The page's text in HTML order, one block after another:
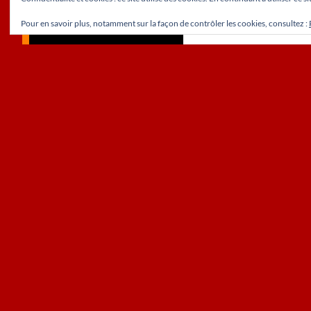
Pour en savoir plus, notamment sur la façon de contrôler les cookies, consultez :